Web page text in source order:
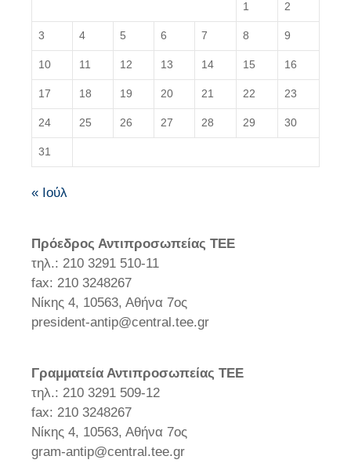
1 2
3 4 5 6 7 8 9
10 11 12 13 14 15 16
17 18 19 20 21 22 23
24 25 26 27 28 29 30
31
« Ιούλ
Πρόεδρος Αντιπροσωπείας ΤΕΕ
τηλ.: 210 3291 510-11
fax: 210 3248267
Νίκης 4, 10563, Αθήνα 7ος
president-antip@central.tee.gr
Γραμματεία Αντιπροσωπείας ΤΕΕ
τηλ.: 210 3291 509-12
fax: 210 3248267
Νίκης 4, 10563, Αθήνα 7ος
gram-antip@central.tee.gr